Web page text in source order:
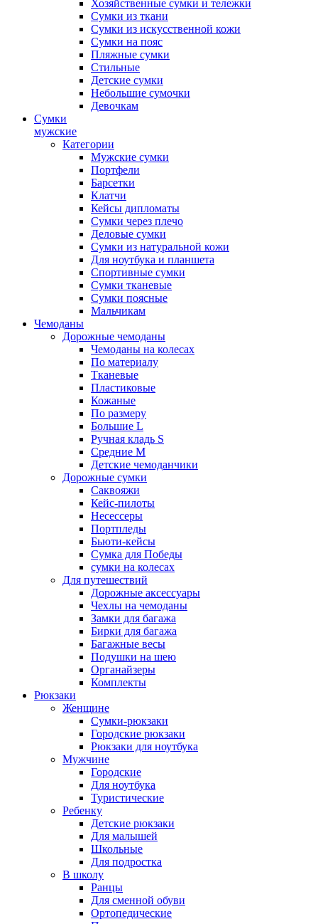
Хозяйственные сумки и тележки
Сумки из ткани
Сумки из искусственной кожи
Сумки на пояс
Пляжные сумки
Стильные
Детские сумки
Небольшие сумочки
Девочкам
Сумки
мужские
Категории
Мужские сумки
Портфели
Барсетки
Клатчи
Кейсы дипломаты
Сумки через плечо
Деловые сумки
Сумки из натуральной кожи
Для ноутбука и планшета
Спортивные сумки
Сумки тканевые
Сумки поясные
Мальчикам
Чемоданы
Дорожные чемоданы
Чемоданы на колесах
По материалу
Тканевые
Пластиковые
Кожаные
По размеру
Большие L
Ручная кладь S
Средние M
Детские чемоданчики
Дорожные сумки
Саквояжи
Кейс-пилоты
Несессеры
Портпледы
Бьюти-кейсы
Сумка для Победы
сумки на колесах
Для путешествий
Дорожные аксессуары
Чехлы на чемоданы
Замки для багажа
Бирки для багажа
Багажные весы
Подушки на шею
Органайзеры
Комплекты
Рюкзаки
Женщине
Сумки-рюкзаки
Городские рюкзаки
Рюкзаки для ноутбука
Мужчине
Городские
Для ноутбука
Туристические
Ребенку
Детские рюкзаки
Для малышей
Школьные
Для подростка
В школу
Ранцы
Для сменной обуви
Ортопедические